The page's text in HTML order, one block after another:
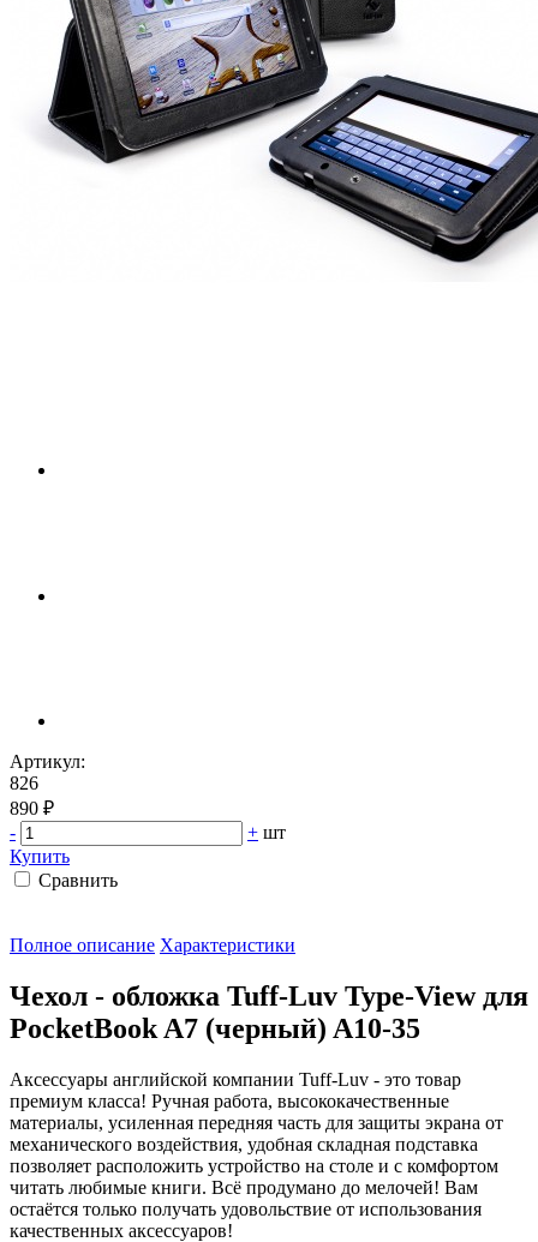
Артикул:
826
890 ₽
-
+ шт
Купить
Сравнить
Полное описание Характеристики
Чехол - обложка Tuff-Luv Type-View для
PocketBook A7 (черный) A10-35
Аксессуары английской компании Tuff-Luv - это товар
премиум класса! Ручная работа, высококачественные
материалы, усиленная передняя часть для защиты экрана от
механического воздействия, удобная складная подставка
позволяет расположить устройство на столе и с комфортом
читать любимые книги. Всё продумано до мелочей! Вам
остаётся только получать удовольствие от использования
качественных аксессуаров!